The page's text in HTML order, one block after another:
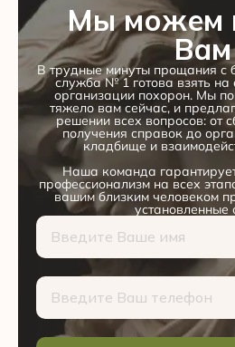
Мы можем
Вам
В трудные минуты прощания с
служба № 1 готова взять на
организации похорон. Мы
тяжело вам сейчас, и
решении всех вопросов: от
получения справок до
кладбище и
Наша команда
профессионализм на всех
вашим близким человеком
установленные